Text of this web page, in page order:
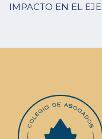
IMPACTO EN EL